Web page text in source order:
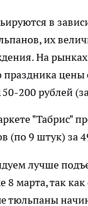
в
их
На
праздника цены
200 рублей
"Табрис"
(по 9 штук) за
лучше
8 марта, так как
тюльпаны